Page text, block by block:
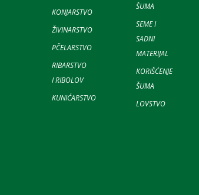
KONJARSTVO
ŽIVINARSTVO
PČELARSTVO
RIBARSTVO
I RIBOLOV
KUNIĆARSTVO
ŠUMA
SEME I
SADNI
MATERIJAL
KORIŠĆENJE
ŠUMA
LOVSTVO